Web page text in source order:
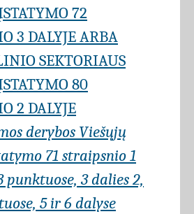
72
3 DALYJE ARBA
SEKTORIAUS
80
2 DALYJE
derybos Viešųjų
71 straipsnio 1
punktuose, 3 dalies 2,
5 ir 6 dalyse